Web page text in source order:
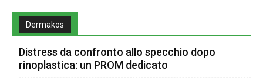
Dermakos
Distress da confronto allo specchio dopo
rinoplastica: un PROM dedicato